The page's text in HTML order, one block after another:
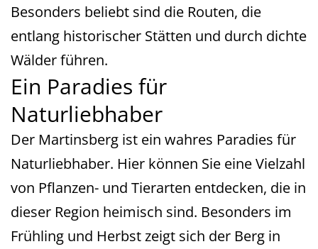
Besonders beliebt sind die Routen, die
entlang historischer Stätten und durch dichte
Wälder führen.
Ein Paradies für
Naturliebhaber
Der Martinsberg ist ein wahres Paradies für
Naturliebhaber. Hier können Sie eine Vielzahl
von Pflanzen- und Tierarten entdecken, die in
dieser Region heimisch sind. Besonders im
Frühling und Herbst zeigt sich der Berg in